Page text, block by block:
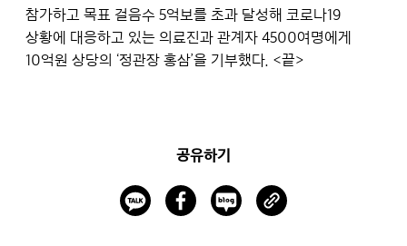
참가하고 목표 걸음수 5억보를 초과 달성해 코로나19
상황에 대응하고 있는 의료진과 관계자 4500여명에게
10억원 상당의 ‘정관장 홍삼’을 기부했다. <끝>
공유하기